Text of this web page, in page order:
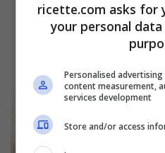
segreto naturale per
nuovi
ricette.com asks for
your personal
Personalised
content measurement,
services development
Store and/or access